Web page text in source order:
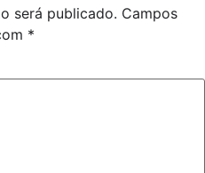
será publicado. Campos
*